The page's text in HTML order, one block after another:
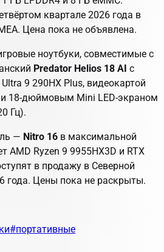
квартале 2026 года в
Цена пока не объявлена.
ноутбуки, совместимые с
Predator Helios 18 AI с
9 290HX Plus, видеокартой
и 18-дюймовым Mini LED-экраном
Гц).
— Nitro 16 в максимальной
AMD Ryzen 9 9955HX3D и RTX
в продажу в Северной
года. Цены пока не раскрыты.
#портативные